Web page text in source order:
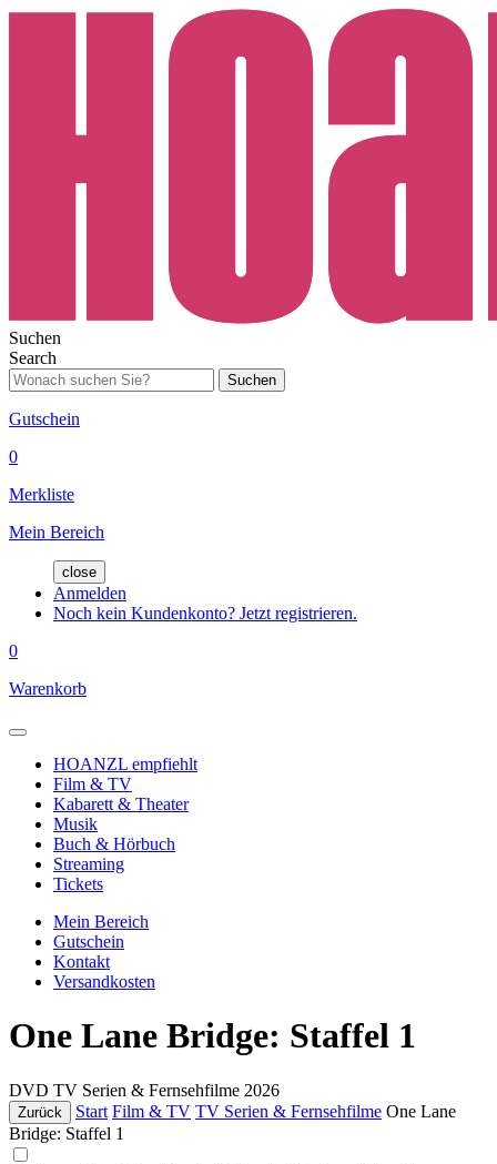
Suchen
Search
Suchen
Gutschein
0
Merkliste
Mein Bereich
close
Anmelden
Noch kein Kundenkonto? Jetzt registrieren.
0
Warenkorb
HOANZL empfiehlt
Film & TV
Kabarett & Theater
Musik
Buch & Hörbuch
Streaming
Tickets
Mein Bereich
Gutschein
Kontakt
Versandkosten
One Lane Bridge: Staffel 1
DVD TV Serien & Fernsehfilme 2026
Zurück Start Film & TV TV Serien & Fernsehfilme One Lane
Bridge: Staffel 1